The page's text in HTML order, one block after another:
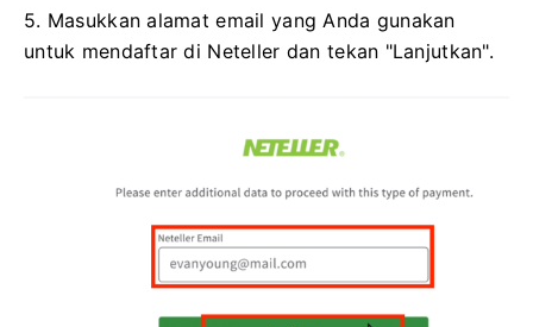
5. Masukkan alamat email yang Anda gunakan
untuk mendaftar di Neteller dan tekan "Lanjutkan".